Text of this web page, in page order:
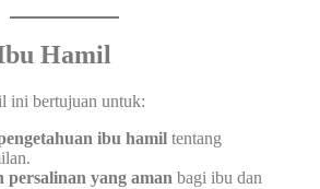
Hamil
ini bertujuan untuk:
ibu hamil tentang
persalinan yang aman bagi ibu dan